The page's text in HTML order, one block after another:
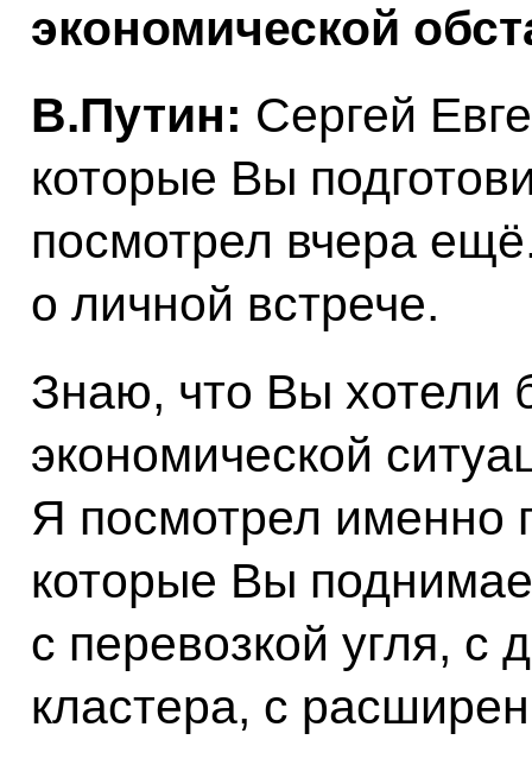
экономической
В.Путин: Сергей
которые Вы
посмотрел вчера
о личной встрече.
Знаю, что Вы хотели
экономической
Я посмотрел именно
которые Вы
с перевозкой угля, с
кластера, с